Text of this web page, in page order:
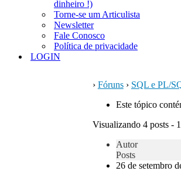
dinheiro !)
Torne-se um Articulista
Newsletter
Fale Conosco
Política de privacidade
LOGIN
› Fóruns › SQL e PL/
Este tópico
Visualizando 4 posts -
Autor
Posts
26 de setembro